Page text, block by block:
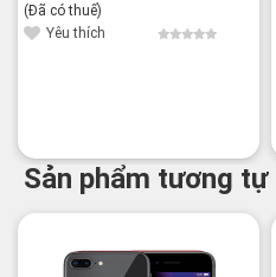
(Đã có thuế)
Yêu thích
Sản phẩm tương tự